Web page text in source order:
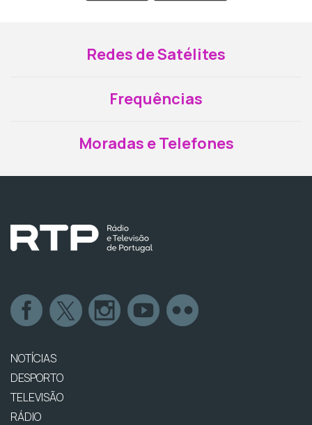
Redes de Satélites
Frequências
Moradas e Telefones
NOTÍCIAS
DESPORTO
TELEVISÃO
RÁDIO